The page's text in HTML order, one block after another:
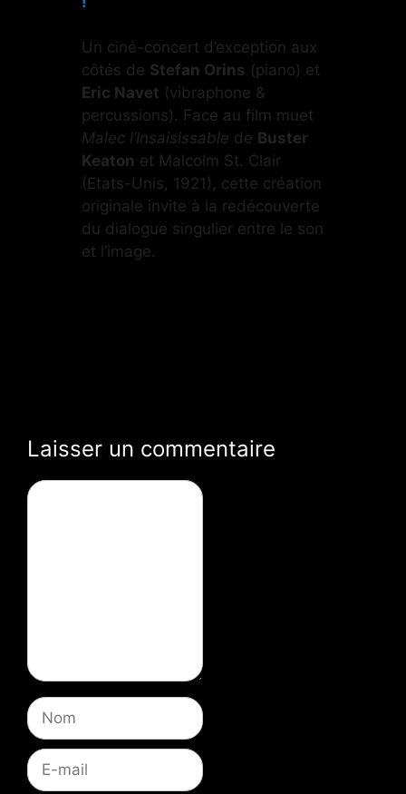
Un ciné-concert d’exception aux
côtés de Stefan Orins (piano) et
Eric Navet (vibraphone &
percussions). Face au film muet
Malec l’Insaisissable de Buster
Keaton et Malcolm St. Clair
(Etats-Unis, 1921), cette création
originale invite à la redécouverte
du dialogue singulier entre le son
et l’image.
Laisser un commentaire
Commentaire
Nom
E-
mail